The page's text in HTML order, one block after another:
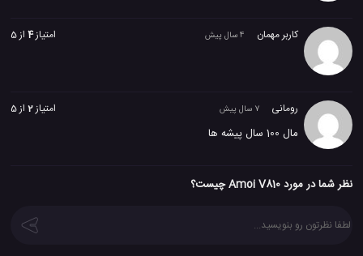
امتیاز4 از 5 کاربر مهمان 4 سال پیش
امتیاز2 از 5 رومانی 7 سال پیش
مال 100 سال پیشه ها
نظر شما در مورد Amoi V810 چیست؟